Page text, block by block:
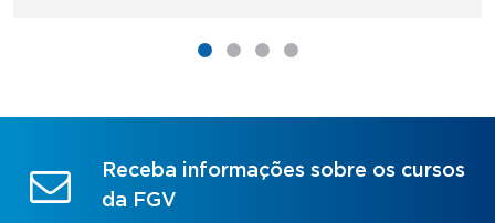
Receba informações sobre os cursos
da FGV